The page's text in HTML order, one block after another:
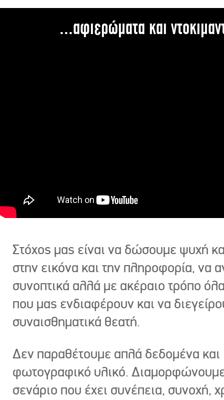
...αφιερώματα και
Στόχος μας είναι να δώσουμε ψυχή
στην εικόνα και την πληροφορία, να
συνοπτικά αλλά με ακέραιο τρόπο
που μας ενδιαφέρουν και να
συναισθηματικά θεατή.
Δεν παραθέτουμε απλά δεδομένα και
φωτογραφικό υλικό.
σενάριο που έχει συνέπεια, συνοχή,